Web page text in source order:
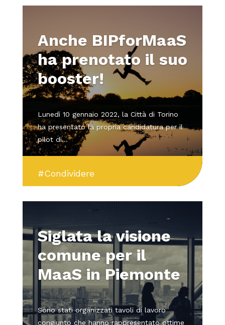
Anche BIPforMaaS
ha prenotato il suo
booster!
#Condividere
Lunedì 10 gennaio 2022, la Città di Torino
ha presentato la propria candidatura per il
pilot di...
Siglata la visione
comune per il
MaaS in Piemonte
Sono stati organizzati tavoli di lavoro
congiunto che hanno rappresentato ottime